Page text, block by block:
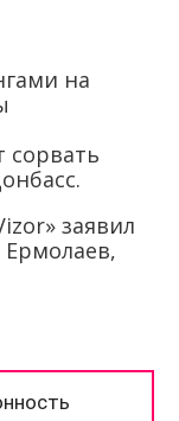
на
сорвать
заявил